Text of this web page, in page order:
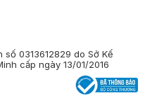
0313612829 do Sở Kế
cấp ngày 13/01/2016